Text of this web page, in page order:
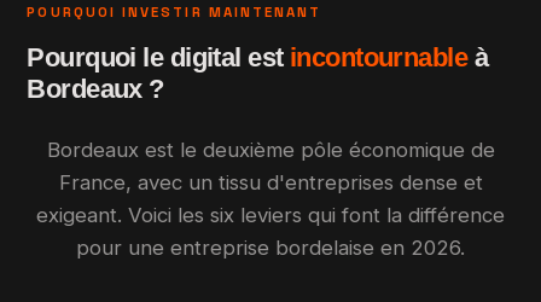
POURQUOI INVESTIR MAINTENANT
Pourquoi le digital est incontournableà
Bordeaux ?
Bordeaux est le deuxième pôle économique de
France, avec un tissu d'entreprises dense et
exigeant. Voici les six leviers qui font la différence
pour une entreprise bordelaise en 2026.